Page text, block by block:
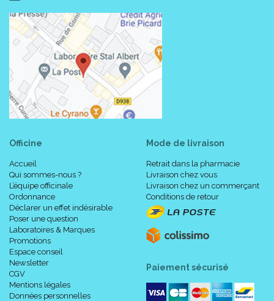
Officine
Accueil
Qui sommes-nous ?
L’équipe officinale
Ordonnance
Déclarer un effet indésirable
Poser une question
Laboratoires & Marques
Promotions
Espace conseil
Newsletter
CGV
Mentions légales
Données personnelles
Mode de livraison
Retrait dans la pharmacie
Livraison chez vous
Livraison chez un commerçant
Conditions de retour
Paiement sécurisé